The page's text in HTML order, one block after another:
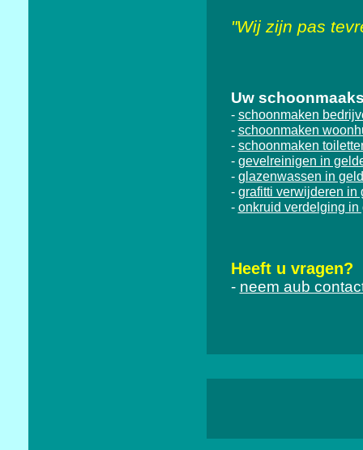
"Wij zijn pas
Uw
- schoonmaken
- schoonmaken
- schoonmaken
- gevelreinigen in
- glazenwassen in
- grafitti verwijderen in
- onkruid verdelging in
Heeft u vragen?
- neem aub